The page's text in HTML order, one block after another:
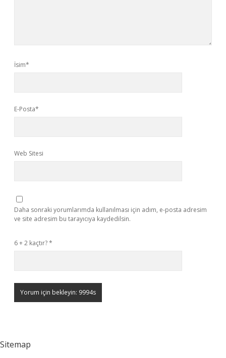
İsim*
E-Posta*
Web Sitesi
Daha sonraki yorumlarımda kullanılması için adım, e-posta adresim
ve site adresim bu tarayıcıya kaydedilsin.
6 + 2 kaçtır?*
Sitemap